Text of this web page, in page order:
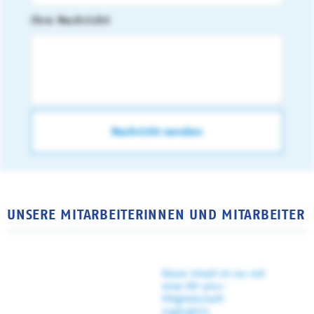
Ihre Nachricht
UNSERE MITARBEITERINNEN UND MITARBEITER
Dieser Inhalt ist nur mit
einer KD-plus-
Mitgliedschaft
zugänglich.